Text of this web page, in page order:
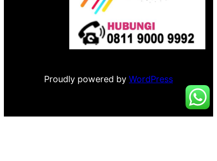
Proudly powered by WordPress